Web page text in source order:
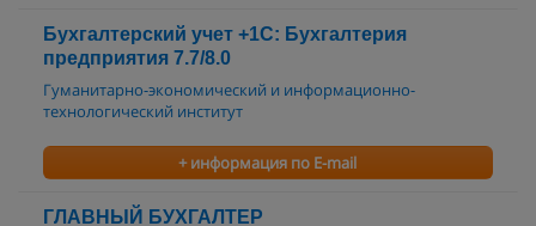
Бухгалтерский учет +1С: Бухгалтерия
предприятия 7.7/8.0
Гуманитарно-экономический и информационно-
технологический институт
+ информация по E-mail
ГЛАВНЫЙ БУХГАЛТЕР